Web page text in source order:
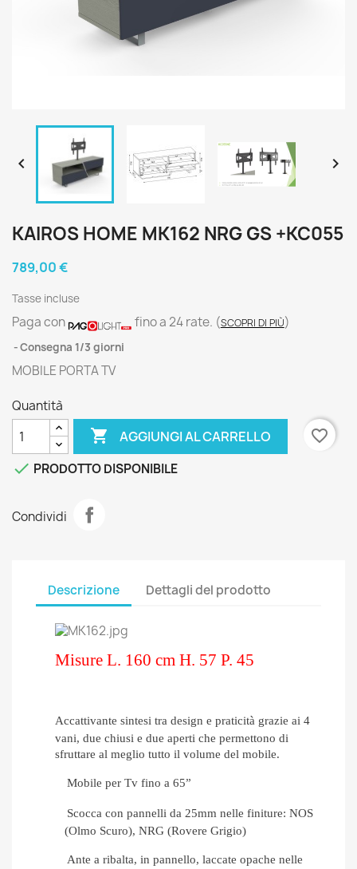
 
KAIROS HOME MK162 NRG GS +KC055
789,00 €
Tasse incluse
Paga con fino a 24 rate. (SCOPRI DI PIÙ)
Consegna 1/3 giorni
MOBILE PORTA TV
Quantità
 AGGIUNGI AL CARRELLO
favorite_border
 PRODOTTO DISPONIBILE
Condividi
Descrizione Dettagli del prodotto
Misure L. 160 cm H. 57 P. 45
Accattivante sintesi tra design e praticità grazie ai 4
vani, due chiusi e due aperti che permettono di
sfruttare al meglio tutto il volume del mobile.
Mobile per Tv fino a 65”
Scocca con pannelli da 25mm nelle finiture: NOS
(Olmo Scuro), NRG (Rovere Grigio)
Ante a ribalta, in pannello, laccate opache nelle